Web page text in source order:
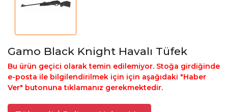
Gamo Black Knight Havalı Tüfek
Bu ürün geçici olarak temin edilemiyor. Stoğa girdiğinde
e-posta ile bilgilendirilmek için için aşağıdaki "Haber
Ver" butonuna tıklamanız gerekmektedir.